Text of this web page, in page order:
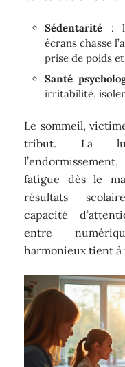
Sédentarité :
écrans chasse
prise de poids
Santé
irritabilité,
Le sommeil,
tribut. La
fatigue dès le
résultats
capacité
entre
harmonieux tient à